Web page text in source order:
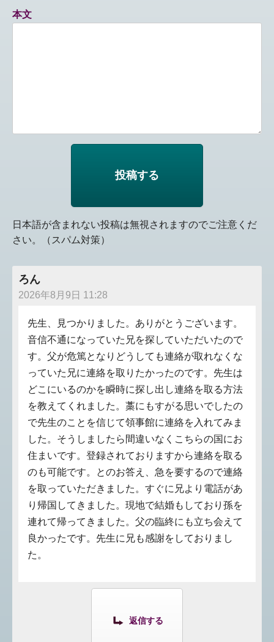
本文
日本語が含まれない投稿は無視されますのでご注意くだ
さい。（スパム対策）
ろん
2026年8月9日 11:28
先生、見つかりました。ありがとうございます。
音信不通になっていた兄を探していただいたので
す。父が危篤となりどうしても連絡が取れなくな
っていた兄に連絡を取りたかったのです。先生は
どこにいるのかを瞬時に探し出し連絡を取る方法
を教えてくれました。藁にもすがる思いでしたの
で先生のことを信じて領事館に連絡を入れてみま
した。そうしましたら間違いなくこちらの国にお
住まいです。登録されておりますから連絡を取る
のも可能です。とのお答え、急を要するので連絡
を取っていただきました。すぐに兄より電話があ
り帰国してきました。現地で結婚もしており孫を
連れて帰ってきました。父の臨終にも立ち会えて
良かったです。先生に兄も感謝をしておりまし
た。
返信する